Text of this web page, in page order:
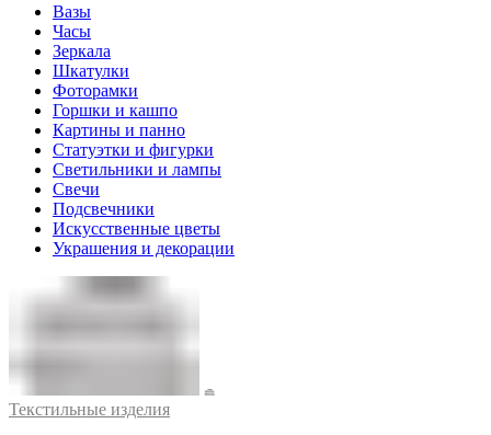
Вазы
Часы
Зеркала
Шкатулки
Фоторамки
Горшки и кашпо
Картины и панно
Статуэтки и фигурки
Светильники и лампы
Свечи
Подсвечники
Искусственные цветы
Украшения и декорации
Текстильные изделия